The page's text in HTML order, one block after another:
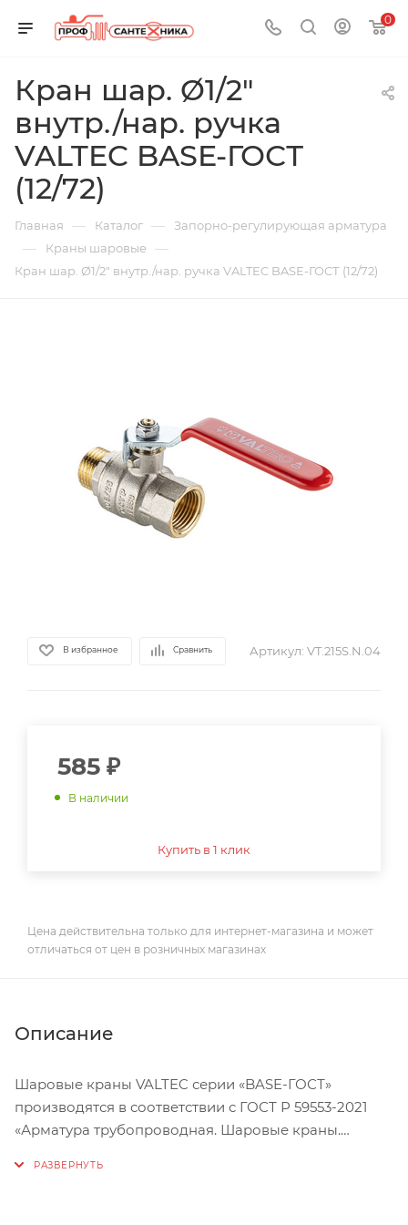
0
Кран шар. Ø1/2"
внутр./нар. ручка
VALTEC BASE-ГОСТ
(12/72)
Главная — Каталог — Запорно-регулирующая арматура
— Краны шаровые —
Кран шар. Ø1/2" внутр./нар. ручка VALTEC BASE-ГОСТ (12/72)
В избранное Сравнить Артикул: VT.215S.N.04
585 ₽
В наличии
Купить в 1 клик
Цена действительна только для интернет-магазина и может
отличаться от цен в розничных магазинах
Описание
Шаровые краны VALTEC серии «BASE-ГОСТ»
производятся в соответствии с ГОСТ Р 59553-2021
«Арматура трубопроводная. Шаровые краны.